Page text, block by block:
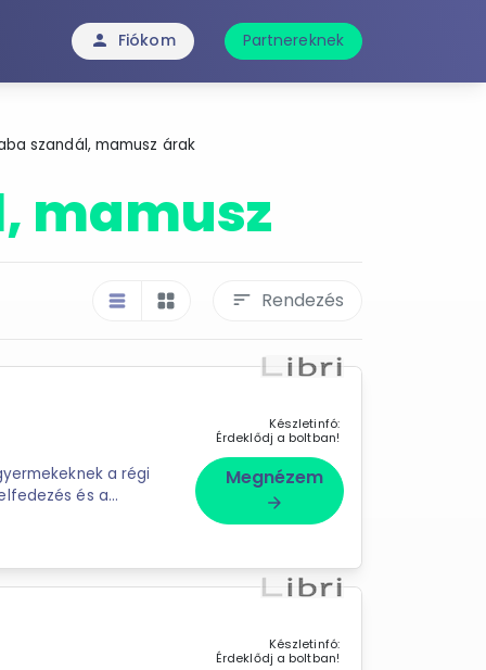
person Fiókom Partnereknek
szandál, mamusz árak
mamusz
table_rows grid_view sort Rendezés
és a
Készletinfó:
Érdeklődj a boltban!
Megnézem
arrow_forward
Készletinfó:
Érdeklődj a boltban!